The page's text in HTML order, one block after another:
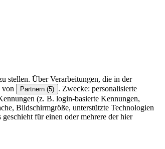
stellen. Über Verarbeitungen, die in der
von Partnern (5) . Zwecke: personalisierte
(z. B. login-basierte Kennungen,
Bildschirmgröße, unterstützte Technologien
für einen oder mehrere der hier